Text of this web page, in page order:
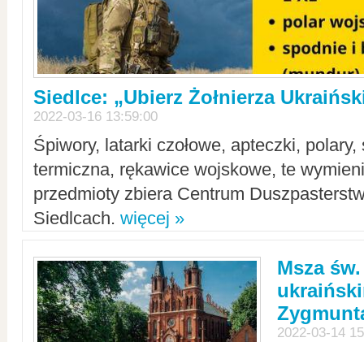
Siedlce: „Ubierz Żołnierza
2022-03-16 13:59:00
Śpiwory, latarki czołowe, apteczki,
termiczna, rękawice wojskowe, te
przedmioty zbiera Centrum
Siedlcach. więcej »
Msza
2022-03-14